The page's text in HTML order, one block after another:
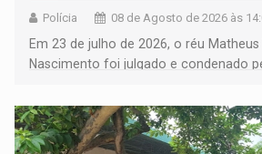
Polícia 08 de Agosto de 2026 às
Em 23 de julho de 2026, o réu
Nascimento foi julgado e condenado